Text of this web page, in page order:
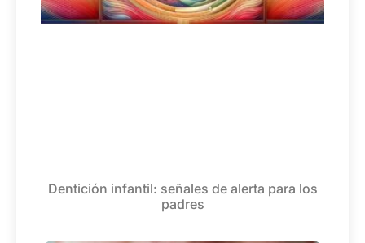
Dentición infantil: señales de alerta para los
padres